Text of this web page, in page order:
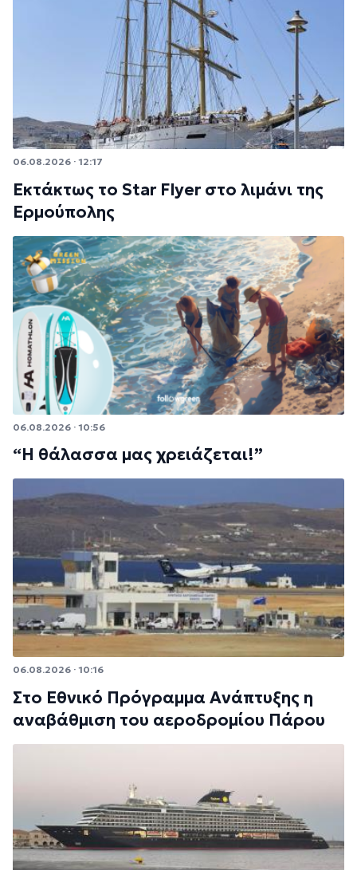
06.08.2026 · 12:17
Εκτάκτως το Star Flyer στο λιμάνι της
Ερμούπολης
06.08.2026 · 10:56
“Η θάλασσα μας χρειάζεται!”
06.08.2026 · 10:16
Στο Εθνικό Πρόγραμμα Ανάπτυξης η
αναβάθμιση του αεροδρομίου Πάρου